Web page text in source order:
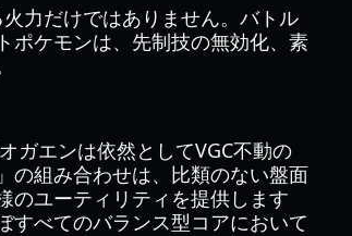
力だけではありません。バトル
ポケモンは、先制技の無効化、素
ガエンは依然としてVGC不動の
の組み合わせは、比類のない盤面
のユーティリティを提供します
すべてのバランス型コアにおいて